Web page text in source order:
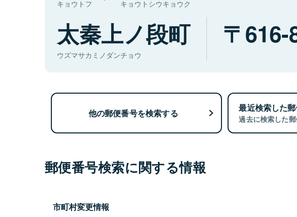
キョウトフ キョウトシウキョウク
太秦上ノ段町
ウズマサカミノダンチョウ
616-
他の郵便番号を検索する 最近検索した
過去に検索した
郵便番号検索に関する情報
市町村変更情報